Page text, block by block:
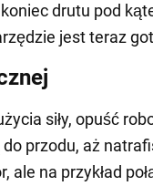
drutu pod
jest teraz
siły, opuść
przodu, aż
na przykład